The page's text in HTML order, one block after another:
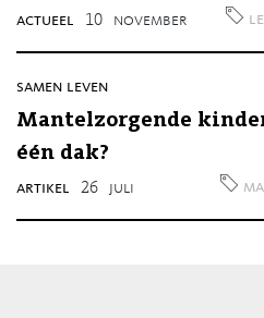
actueel 10 november
samen leven
Mantelzorgende
één dak?
artikel 26 juli